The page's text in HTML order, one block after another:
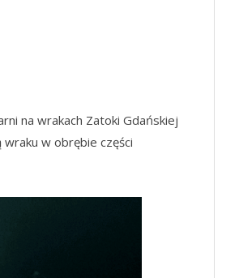
na wrakach Zatoki Gdańskiej
w obrębie części